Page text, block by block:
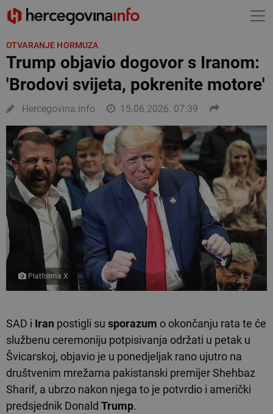
OTVARANJE HORMUZA
Trump objavio dogovor s Iranom:
'Brodovi svijeta, pokrenite motore'
Hercegovina.info 15.06.2026. 07:39
Platforma X
SAD i Iran postigli su sporazum o okončanju rata te će
službenu ceremoniju potpisivanja održati u petak u
Švicarskoj, objavio je u ponedjeljak rano ujutro na
društvenim mrežama pakistanski premijer Shehbaz
Sharif, a ubrzo nakon njega to je potvrdio i američki
predsjednik Donald Trump.